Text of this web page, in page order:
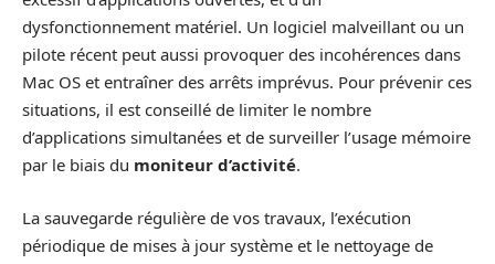
dysfonctionnement matériel. Un logiciel malveillant ou un
pilote récent peut aussi provoquer des incohérences dans
Mac OS et entraîner des arrêts imprévus. Pour prévenir ces
situations, il est conseillé de limiter le nombre
d’applications simultanées et de surveiller l’usage mémoire
par le biais du moniteur d’activité.
La sauvegarde régulière de vos travaux, l’exécution
périodique de mises à jour système et le nettoyage de